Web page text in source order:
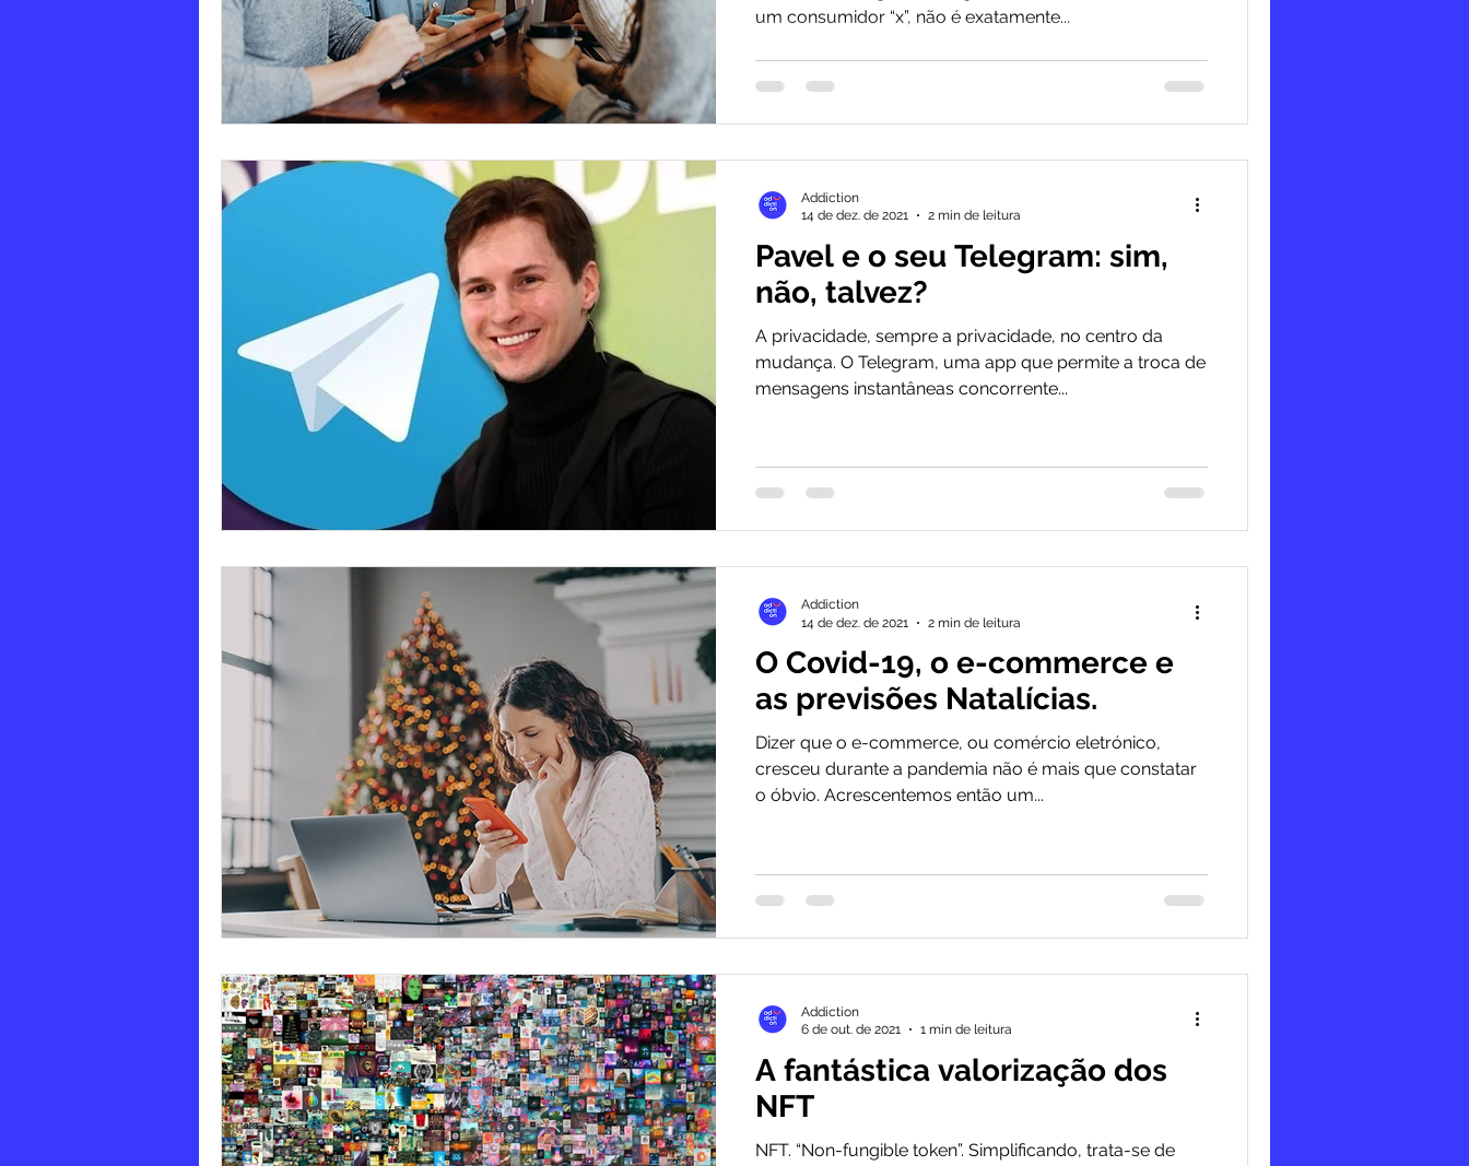
um consumidor “x”, não é exatamente...
Pavel e o seu Telegram: sim,
não, talvez?
A privacidade, sempre a privacidade, no centro da
mudança. O Telegram, uma app que permite a troca de
mensagens instantâneas concorrente...
Addiction
14 de dez. de 2021
2 min de leitura
O Covid-19, o e-commerce e
as previsões Natalícias.
Dizer que o e-commerce, ou comércio eletrónico,
cresceu durante a pandemia não é mais que constatar
o óbvio. Acrescentemos então um...
Addiction
14 de dez. de 2021
2 min de leitura
A fantástica valorização dos
NFT
NFT. “Non-fungible token”. Simplificando, trata-se de
Addiction
6 de out. de 2021
1 min de leitura